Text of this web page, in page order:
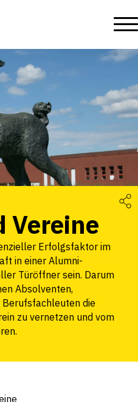
Vereine
Erfolgsfaktor im
in einer Alumni-
Türöffner sein. Darum
Absolventen,
die
zu vernetzen und vom